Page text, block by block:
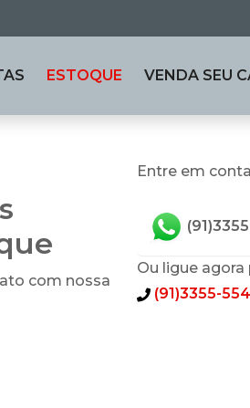
ESTOQUE VENDA SEU
com nossa
Entre em
Ou ligue agora
(91)3355-